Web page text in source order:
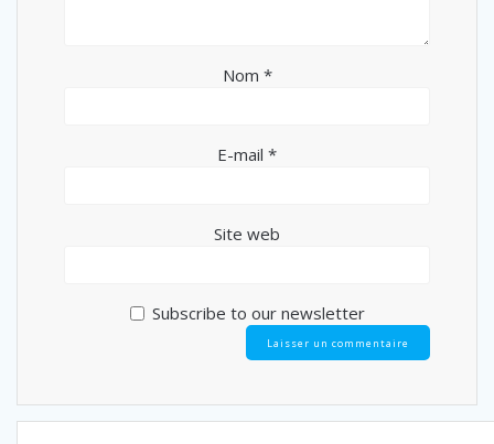
Nom *
E-mail *
Site web
Subscribe to our newsletter